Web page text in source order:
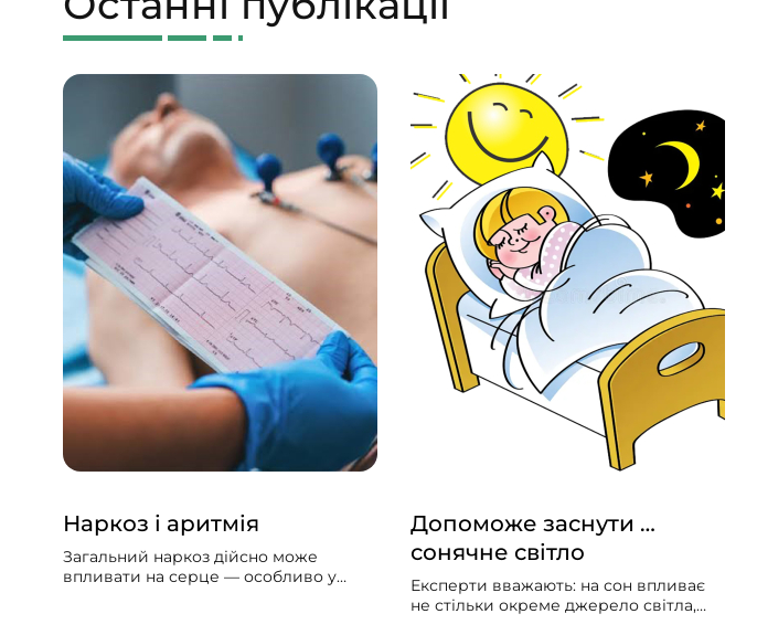
Наркоз і аритмія
Загальний наркоз дійсно може
впливати на серце — особливо у
Допоможе заснути …
сонячне світло
Експерти вважають: на сон впливає
не стільки окреме джерело світла,